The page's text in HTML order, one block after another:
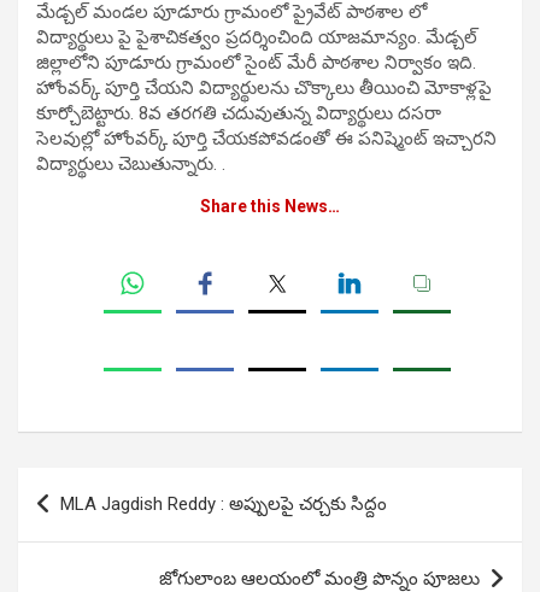
మేడ్చల్ మండల పూడూరు గ్రామంలో ప్రైవేట్ పాఠశాల లో
విద్యార్థులు పై పైశాచికత్వం ప్రదర్శించింది యాజమాన్యం. మేడ్చల్
జిల్లాలోని పూడూరు గ్రామంలో సైంట్ మేరీ పాఠశాల నిర్వాకం ఇది.
హోంవర్క్ పూర్తి చేయని విద్యార్థులను చొక్కాలు తీయించి మోకాళ్లపై
కూర్చోబెట్టారు. 8వ తరగతి చదువుతున్న విద్యార్థులు దసరా
సెలవుల్లో హోంవర్క్ పూర్తి చేయకపోవడంతో ఈ పనిష్మెంట్ ఇచ్చారని
విద్యార్థులు చెబుతున్నారు. .
Share this News…
Post
navigation
MLA Jagdish Reddy : అప్పులపై చర్చకు సిద్దం
జోగులాంబ ఆలయంలో మంత్రి పొన్నం పూజలు